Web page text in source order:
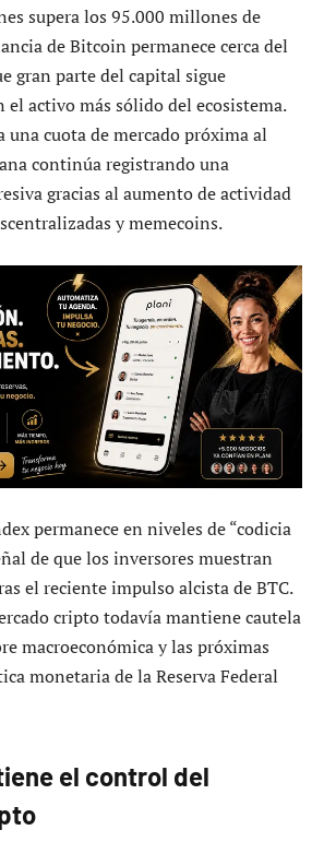
supera los 95.000 millones de
de Bitcoin permanece cerca del
gran parte del capital sigue
el activo más sólido del ecosistema.
una cuota de mercado próxima al
continúa registrando una
gracias al aumento de actividad
y memecoins.
permanece en niveles de “codicia
de que los inversores muestran
el reciente impulso alcista de BTC.
cripto todavía mantiene cautela
macroeconómica y las próximas
monetaria de la Reserva Federal
el control del